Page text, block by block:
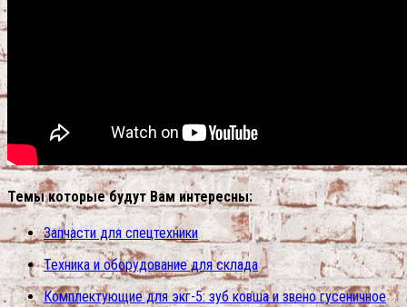
Темы которые будут Вам интересны:
Запчасти для спецтехники
Техника и оборудование для склада
Комплектующие для экг-5: зуб ковша и звено гусеничное